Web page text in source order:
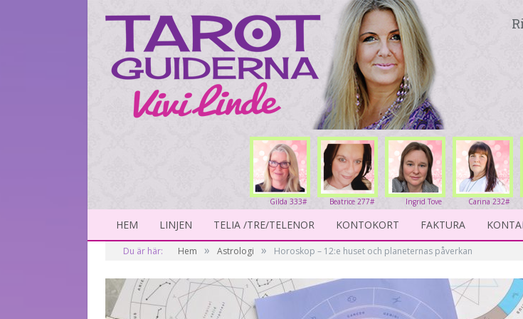
Carina 232#
Ingrid Tove
234#
Beatrice 277#
Gilda 333#
HEM LINJEN TELIA /TRE/TELENOR KONTOKORT FAKTURA
Du är här: Hem » Astrologi » Horoskop – 12:e huset och planeternas påverkan